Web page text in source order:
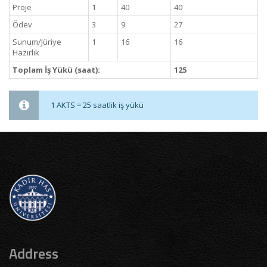
Proje 1 40
40
Ödev
3 9
27
Sunum/Jüriye
Hazırlık
1 16 16
Toplam İş Yükü (saat): 125
1 AKTS = 25 saatlik iş yükü
Address